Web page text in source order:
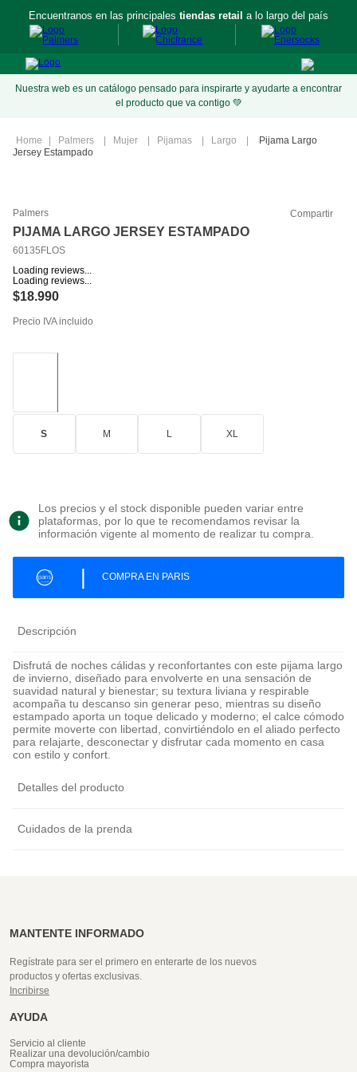
Encuentranos en las principales tiendas retail a lo largo del país
Nuestra web es un catálogo pensado para inspirarte y ayudarte a encontrar
el producto que va contigo 💚
Palmers Mujer Pijamas Largo
Pijama Largo
Jersey Estampado
Palmers Compartir
PIJAMA LARGO JERSEY ESTAMPADO
60135FLOS
Loading reviews...
Loading reviews...
$18.990
Precio IVA incluido
S M L XL
Los precios y el stock disponible pueden variar entre
plataformas, por lo que te recomendamos revisar la
información vigente al momento de realizar tu compra.
| COMPRA EN PARIS
Descripción
Disfrutá de noches cálidas y reconfortantes con este pijama largo
de invierno, diseñado para envolverte en una sensación de
suavidad natural y bienestar; su textura liviana y respirable
acompaña tu descanso sin generar peso, mientras su diseño
estampado aporta un toque delicado y moderno; el calce cómodo
permite moverte con libertad, convirtiéndolo en el aliado perfecto
para relajarte, desconectar y disfrutar cada momento en casa
con estilo y confort.
Detalles del producto
Cuidados de la prenda
MANTENTE INFORMADO
Regístrate para ser el primero en enterarte de los nuevos
productos y ofertas exclusivas.
Incribirse
AYUDA
Servicio al cliente
Realizar una devolución/cambio
Compra mayorista